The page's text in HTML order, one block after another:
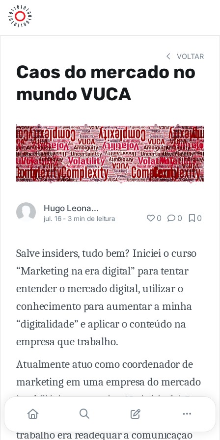
VOLTAR
Caos do mercado no
mundo VUCA
Hugo Leonardo Peroni
jul. 16 - 3 min de leitura 0 0 0
Salve insiders, tudo bem? Iniciei o curso
“Marketing na era digital” para tentar
entender o mercado digital, utilizar o
conhecimento para aumentar a minha
“digitalidade” e aplicar o conteúdo na
empresa que trabalho.
Atualmente atuo como coordenador de
marketing em uma empresa do mercado
imobiliário corporativo. No início, há 5
anos mais ou menos, o objetivo do meu
trabalho era readequar a comunicação